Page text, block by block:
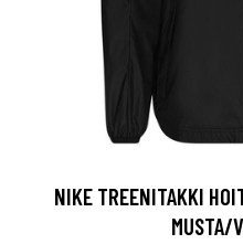
NIKE TREENITAKKI
MUSTA/